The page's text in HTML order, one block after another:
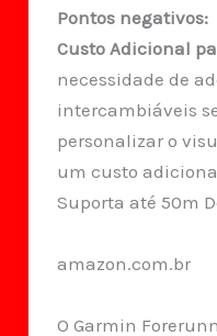
Pontos negativos:
Custo Adicional
necessidade de
intercambiáveis
personalizar o
um custo
Suporta até 50m
amazon.com.br
O Garmin